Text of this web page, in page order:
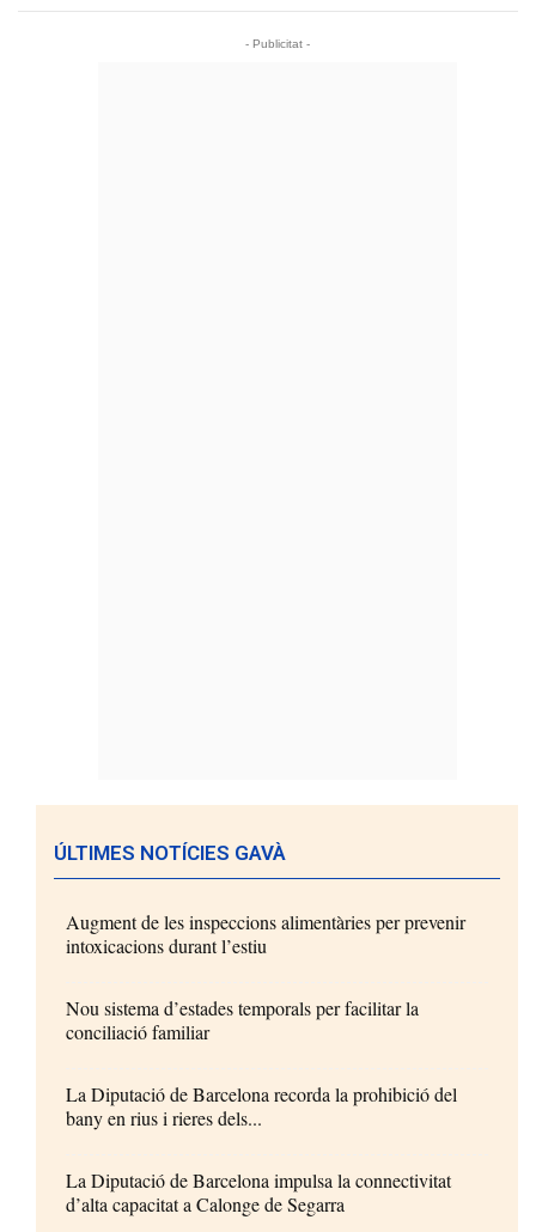
- Publicitat -
ÚLTIMES NOTÍCIES GAVÀ
Augment de les inspeccions alimentàries per prevenir
intoxicacions durant l’estiu
Nou sistema d’estades temporals per facilitar la
conciliació familiar
La Diputació de Barcelona recorda la prohibició del
bany en rius i rieres dels...
La Diputació de Barcelona impulsa la connectivitat
d’alta capacitat a Calonge de Segarra